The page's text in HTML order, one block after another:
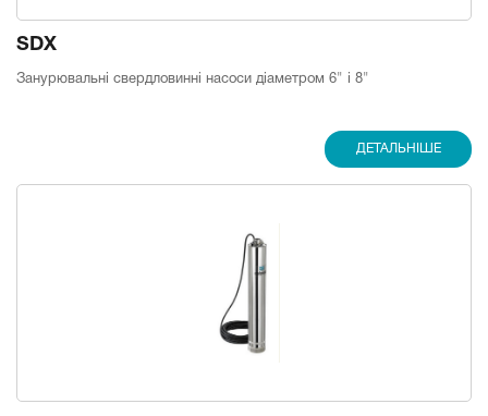
SDX
Занурювальні свердловинні насоси діаметром 6" і 8"
ДЕТАЛЬНІШЕ